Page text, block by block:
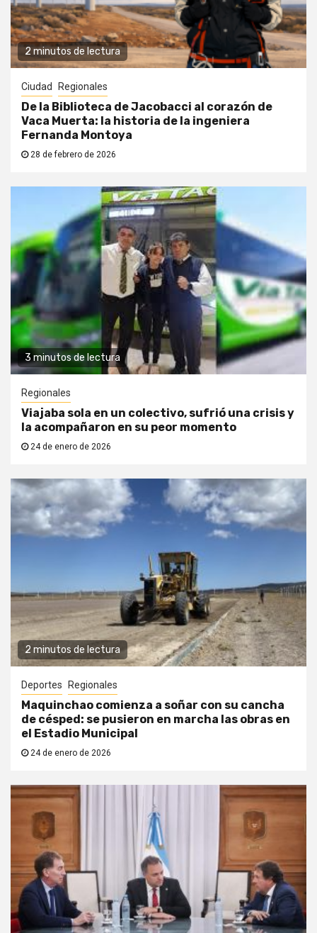
2 minutos de lectura
Ciudad Regionales
De la Biblioteca de Jacobacci al corazón de
Vaca Muerta: la historia de la ingeniera
Fernanda Montoya
28 de febrero de 2026
3 minutos de lectura
Regionales
Viajaba sola en un colectivo, sufrió una crisis y
la acompañaron en su peor momento
24 de enero de 2026
2 minutos de lectura
Deportes Regionales
Maquinchao comienza a soñar con su cancha
de césped: se pusieron en marcha las obras en
el Estadio Municipal
24 de enero de 2026